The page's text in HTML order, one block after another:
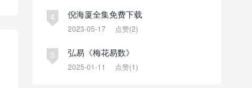
4 倪海厦全集免费下载
2023-05-17 点赞(2)
5 弘易《梅花易数》
2025-01-11 点赞(1)